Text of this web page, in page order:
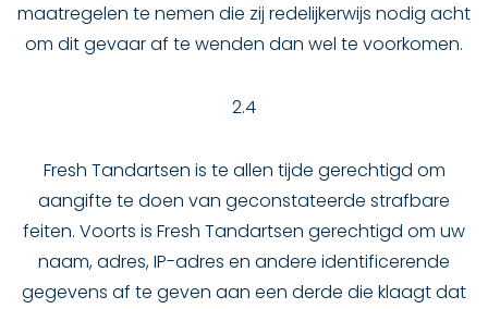
maatregelen te nemen die zij redelijkerwijs nodig acht
om dit gevaar af te wenden dan wel te voorkomen.
2.4
Fresh Tandartsen is te allen tijde gerechtigd om
aangifte te doen van geconstateerde strafbare
feiten. Voorts is Fresh Tandartsen gerechtigd om uw
naam, adres, IP-adres en andere identificerende
gegevens af te geven aan een derde die klaagt dat